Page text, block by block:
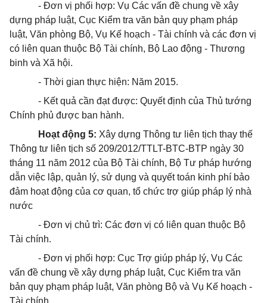
- Đơn vị phối hợp: Vụ Các vấn đề chung về xây
dựng pháp luật, Cục Kiểm tra văn bản quy phạm pháp
luật, Văn phòng Bộ, Vụ Kế hoạch - Tài chính và các đơn vị
có liên quan thuộc Bộ Tài chính, Bộ Lao động - Thương
binh và Xã hội.
- Thời gian thực hiện: Năm 2015.
- Kết quả cần đạt được: Quyết định của Thủ tướng
Chính phủ được ban hành.
Hoạt động 5: Xây dựng Thông tư liên tịch thay thế
Thông tư liên tịch số 209/2012/TTLT-BTC-BTP ngày 30
tháng 11 năm 2012 của Bộ Tài chính, Bộ Tư pháp hướng
dẫn việc lập, quản lý, sử dụng và quyết toán kinh phí bảo
đảm hoạt động của cơ quan, tổ chức trợ giúp pháp lý nhà
nước
- Đơn vị chủ trì: Các đơn vị có liên quan thuộc Bộ
Tài chính.
- Đơn vị phối hợp: Cục Trợ giúp pháp lý, Vụ Các
vấn đề chung về xây dựng pháp luật, Cục Kiểm tra văn
bản quy phạm pháp luật, Văn phòng Bộ và Vụ Kế hoạch -
Tài chính.